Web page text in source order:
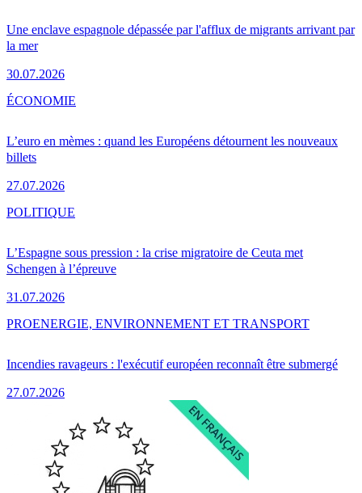
Une enclave espagnole dépassée par l'afflux de migrants arrivant par
la mer
30.07.2026
L’euro en mèmes : quand les Européens détournent les nouveaux
billets
27.07.2026
ÉCONOMIE
L’Espagne sous pression : la crise migratoire de Ceuta met
Schengen à l’épreuve
31.07.2026
POLITIQUE
Incendies ravageurs : l'exécutif européen reconnaît être submergé
27.07.2026
PROENERGIE, ENVIRONNEMENT ET TRANSPORT